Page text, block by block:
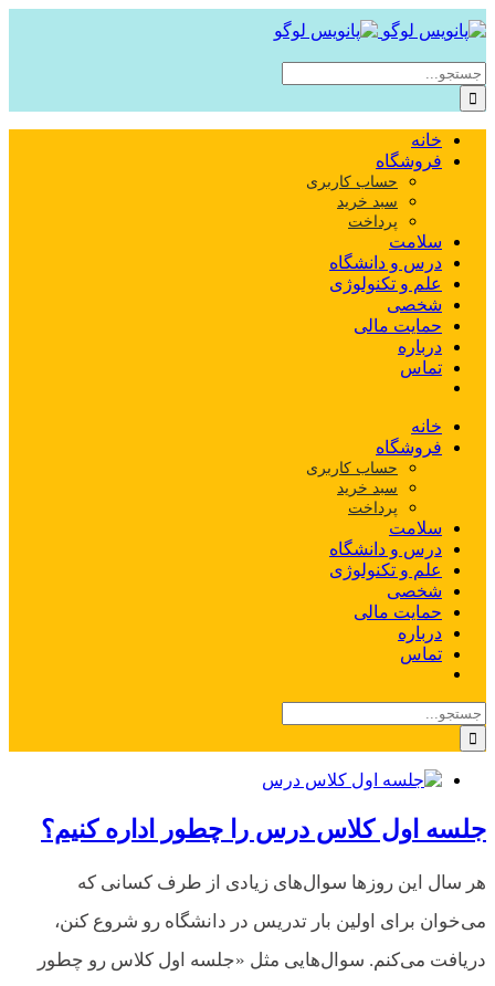
Skip
to
جستجو
برای:
خانه
فروشگاه
حساب کاربری
سبد خرید
پرداخت
سلامت
درس و دانشگاه
علم و تکنولوژی
شخصی
حمایت مالی
درباره
تماس
خانه
فروشگاه
حساب کاربری
سبد خرید
پرداخت
سلامت
درس و دانشگاه
علم و تکنولوژی
شخصی
حمایت مالی
درباره
تماس
جستجو
برای:
جلسه اول کلاس درس را چطور اداره کنیم؟
هر سال این‌ روزها سوال‌های زیادی از طرف کسانی که
می‌خوان برای اولین بار تدریس در دانشگاه رو شروع کنن،
دریافت می‌کنم. سوال‌هایی مثل «جلسه اول کلاس رو چطور